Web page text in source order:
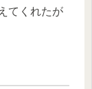
てくれたが